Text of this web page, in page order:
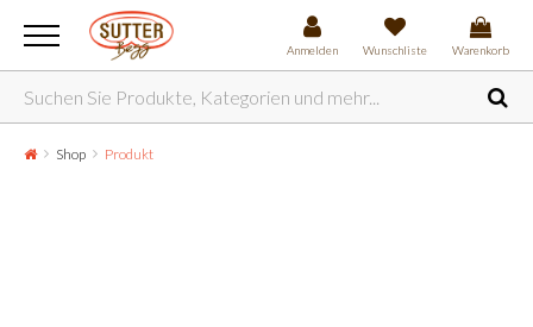
Anmelden Wunschliste Warenkorb
Shop Produkt